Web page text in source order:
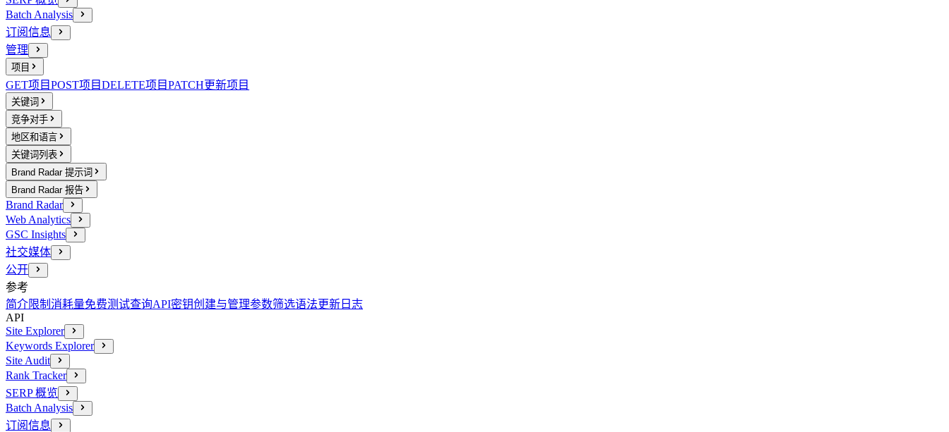
Batch Analysis
订阅信息
管理
项目
GET项目POST项目DELETE项目PATCH更新项目
关键词
竞争对手
地区和语言
关键词列表
Brand Radar 提示词
Brand Radar 报告
Brand Radar
Web Analytics
GSC Insights
社交媒体
公开
参考
简介限制消耗量免费测试查询API密钥创建与管理参数筛选语法更新日志
API
Site Explorer
Keywords Explorer
Site Audit
Rank Tracker
SERP 概览
Batch Analysis
订阅信息